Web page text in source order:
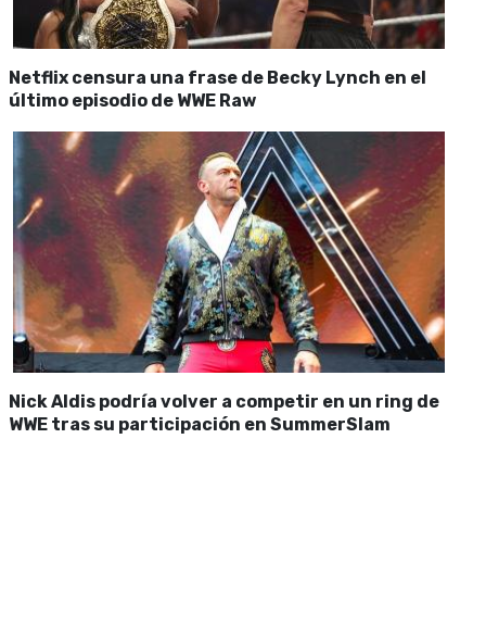
Netflix censura una frase de Becky Lynch en el
último episodio de WWE Raw
Nick Aldis podría volver a competir en un ring de
WWE tras su participación en SummerSlam